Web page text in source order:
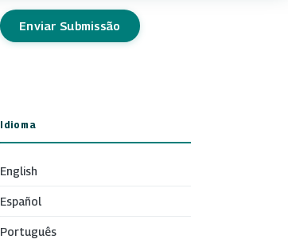
Enviar Submissão
Idioma
English
Español
Português